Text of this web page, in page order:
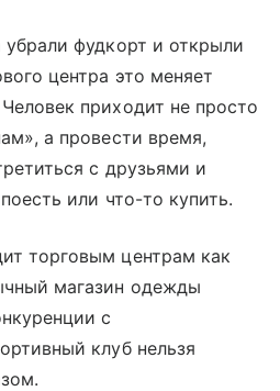
фудкорт и открыли
центра это меняет
приходит не просто
а провести время,
с друзьями и
или что-то купить.
торговым центрам как
магазин одежды
с
клуб нельзя